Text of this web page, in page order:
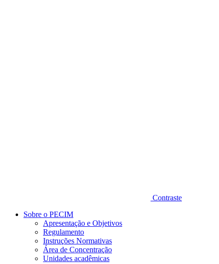
Contraste
Sobre o PECIM
Apresentação e Objetivos
Regulamento
Instruções Normativas
Área de Concentração
Unidades acadêmicas